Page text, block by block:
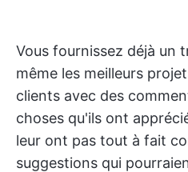
Vous fournissez déjà un
même les meilleurs
clients avec des
choses qu'ils ont
leur ont pas tout à fait
suggestions qui